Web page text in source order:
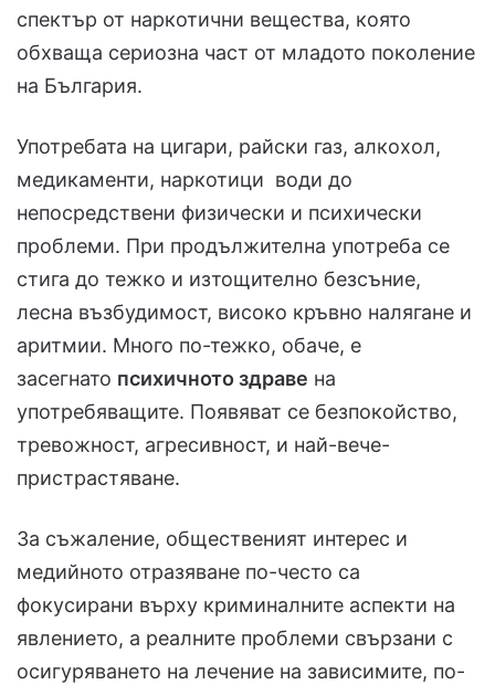
спектър от наркотични вещества, която
обхваща сериозна част от младото поколение
на България.
Употребата на цигари, райски газ, алкохол,
медикаменти, наркотици води до
непосредствени физически и психически
проблеми. При продължителна употреба се
стига до тежко и изтощително безсъние,
лесна възбудимост, високо кръвно налягане и
аритмии. Много по-тежко, обаче, е
засегнато психичното здраве на
употребяващите. Появяват се безпокойство,
тревожност, агресивност, и най-вече-
пристрастяване.
За съжаление, общественият интерес и
медийното отразяване по-често са
фокусирани върху криминалните аспекти на
явлението, а реалните проблеми свързани с
осигуряването на лечение на зависимите, по-